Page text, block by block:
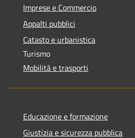
Imprese e Commercio
Appalti pubblici
Catasto e urbanistica
Turismo
Mobilità e trasporti
Educazione e formazione
Giustizia e sicurezza pubblica